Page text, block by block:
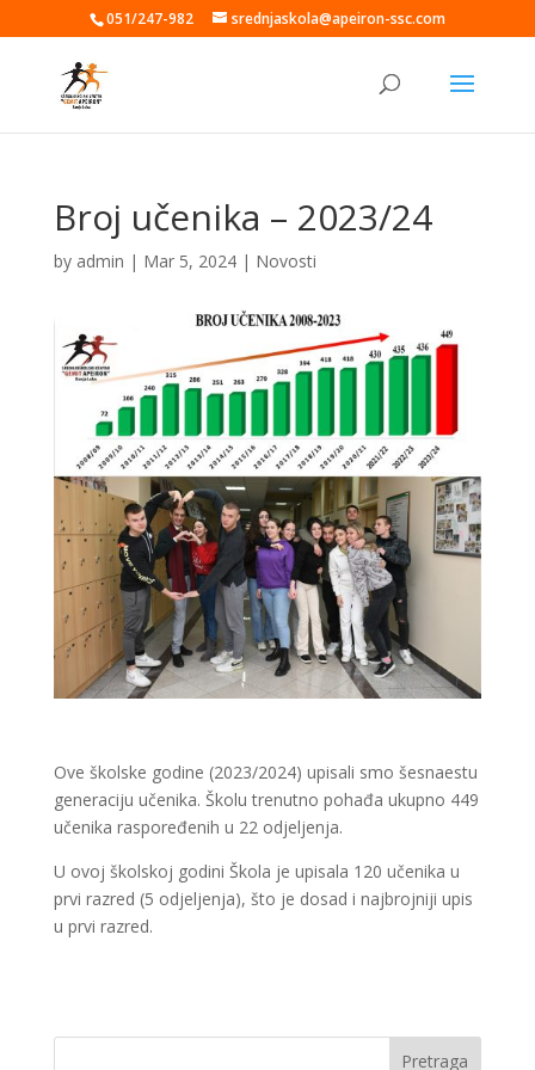
051/247-982 srednjaskola@apeiron-ssc.com
Broj učenika – 2023/24
by admin | Mar 5, 2024| Novosti
Ove školske godine (2023/2024) upisali smo šesnaestu
generaciju učenika. Školu trenutno pohađa ukupno 449
učenika raspoređenih u 22 odjeljenja.
U ovoj školskoj godini Škola je upisala 120 učenika u
prvi razred (5 odjeljenja), što je dosad i najbrojniji upis
u prvi razred.
Pretraga